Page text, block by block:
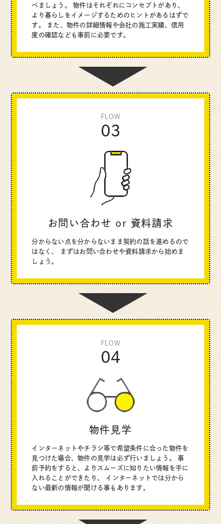
べましょう。
物件はそれぞれにコンセプトがあり、
より暮らしをイメージするためのヒントがあるはずで
す。 また、物件の詳細情報や会社の施工実績、信用
度の確認なども事前に必要です。
FLOW
03
お問い合わせ or 資料請求
分からない点を分からないまま契約の話を進めるので
はなく、
まずはお問い合わせや資料請求から始めま
しょう。
FLOW
04
物件見学
インターネットやチラシ等で希望条件に合った物件を
見つけた場合、物件の見学は必ず行いましょう。
事
前予約をすると、よりスムーズに知りたい情報を手に
入れることができたり、
インターネットでは分から
ない最新の情報が聞ける事もあります。